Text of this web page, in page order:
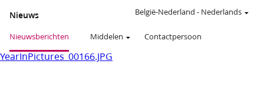
Nieuws
Nieuwsberichten Middelen Contactpersoon
België-Nederland - Nederlands
YearInPictures_00166.JPG